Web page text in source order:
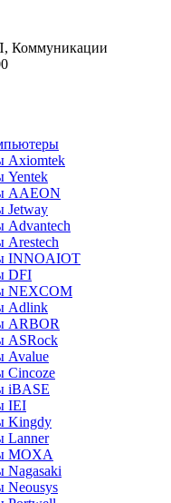
Коммуникации
Axiomtek
Yentek
AAEON
Jetway
Advantech
Arestech
INNOAIOT
DFI
NEXCOM
Adlink
ARBOR
ASRock
Avalue
Cincoze
iBASE
IEI
Kingdy
Lanner
MOXA
Nagasaki
Neousys